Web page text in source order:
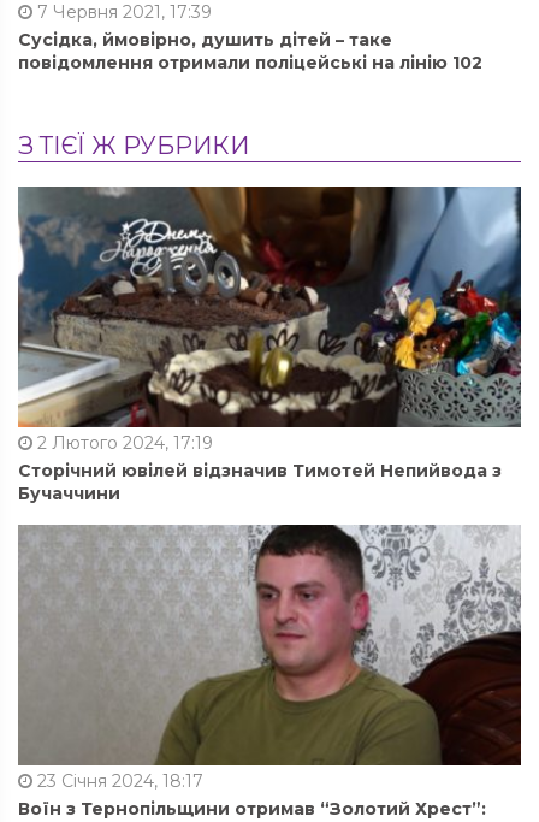
7 Червня 2021, 17:39
Cусідка, ймовірно, душить дітей – таке
повідомлення отримали поліцейські на лінію 102
З ТІЄЇ Ж РУБРИКИ
2 Лютого 2024, 17:19
Сторічний ювілей відзначив Тимотей Непийвода з
Бучаччини
23 Січня 2024, 18:17
Воїн з Тернопільщини отримав “Золотий Хрест”: